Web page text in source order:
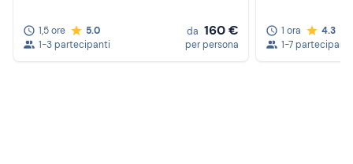
1,5 ore
5.0
1-3 partecipanti
da 160 €
per persona
1 ora
4.3
1-7 partecipanti